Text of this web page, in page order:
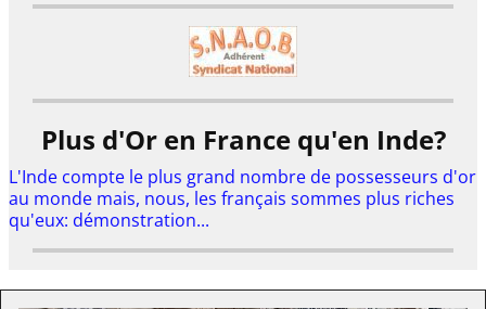
Plus d'Or en France qu'en Inde?
L'Inde compte le plus grand nombre de possesseurs d'or
au monde mais, nous, les français sommes plus riches
qu'eux: démonstration...